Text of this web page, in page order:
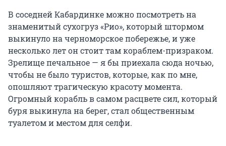
В соседней Кабардинке можно посмотреть на
знаменитый сухогруз «Рио», который штормом
выкинуло на черноморское побережье, и уже
несколько лет он стоит там кораблем-призраком.
Зрелище печальное — я бы приехала сюда ночью,
чтобы не было туристов, которые, как по мне,
опошляют трагическую красоту момента.
Огромный корабль в самом расцвете сил, который
буря выкинула на берег, стал общественным
туалетом и местом для селфи.